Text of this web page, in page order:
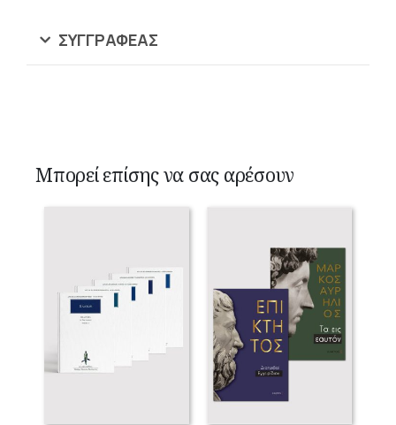
ΣΥΓΓΡΑΦΈΑΣ
Μπορεί επίσης να σας αρέσουν